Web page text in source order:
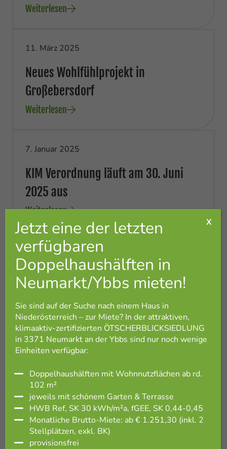
Weiterlesen
11. März 2025
Neues Wohlfühlprojekt in
Großebersdorf
Weiterlesen
7. Januar 2025
KIM Verordnung läuft am 30. Juni
2025 aus
Weiterlesen
26. November 2024
Spatenstich für die
Einsegnungskapelle in Theresienfeld
Weiterlesen
19. November 2024
€5.000 Gutschein von Solid Wohnen
zum Kauf eines GED Wohlfühlhauses
Weiterlesen
Sie sind auf der Suche nach einem Haus in
Niederösterreich – zur Miete? In der attraktiven,
klimaaktiv-zertifizierten ÖTSCHERBLICKSIEDLUNG
in 3371 Neumarkt an der Ybbs sind nur noch wenige
Einheiten verfügbar:
Doppelhaushälften mit Wohnnutzflächen ab rd.
102 m²
jeweils mit schönem Garten & Terrasse
HWB Ref, SK 30 kWh/m²a, fGEE, SK 0,44-0,45
Monatliche Brutto-Miete: ab € 1.251,30 (inkl. 2
Stellplätzen, exkl. BK)
provisionsfrei